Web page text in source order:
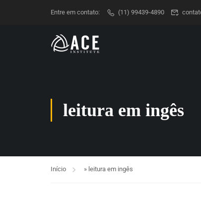
Entre em contato: (11) 99439-4890
leitura em ingês
Início » leitura em ingês